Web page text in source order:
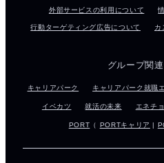
外部サービスの利用について
行動ターゲティング広告について カ